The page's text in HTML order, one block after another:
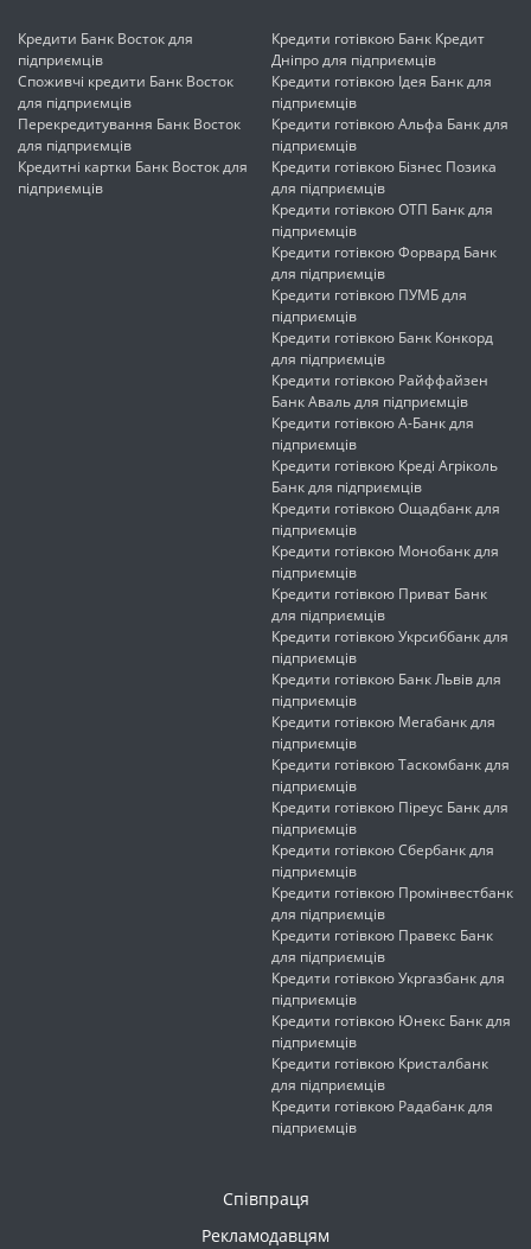
Кредити Банк Восток для
підприємців
Споживчі кредити Банк Восток
для підприємців
Перекредитування Банк Восток
для підприємців
Кредитні картки Банк Восток для
підприємців
Кредити готівкою Банк Кредит
Дніпро для підприємців
Кредити готівкою Ідея Банк для
підприємців
Кредити готівкою Альфа Банк для
підприємців
Кредити готівкою Бізнес Позика
для підприємців
Кредити готівкою ОТП Банк для
підприємців
Кредити готівкою Форвард Банк
для підприємців
Кредити готівкою ПУМБ для
підприємців
Кредити готівкою Банк Конкорд
для підприємців
Кредити готівкою Райффайзен
Банк Аваль для підприємців
Кредити готівкою А-Банк для
підприємців
Кредити готівкою Креді Агріколь
Банк для підприємців
Кредити готівкою Ощадбанк для
підприємців
Кредити готівкою Монобанк для
підприємців
Кредити готівкою Приват Банк
для підприємців
Кредити готівкою Укрсиббанк для
підприємців
Кредити готівкою Банк Львів для
підприємців
Кредити готівкою Мегабанк для
підприємців
Кредити готівкою Таскомбанк для
підприємців
Кредити готівкою Піреус Банк для
підприємців
Кредити готівкою Сбербанк для
підприємців
Кредити готівкою Промінвестбанк
для підприємців
Кредити готівкою Правекс Банк
для підприємців
Кредити готівкою Укргазбанк для
підприємців
Кредити готівкою Юнекс Банк для
підприємців
Кредити готівкою Кристалбанк
для підприємців
Кредити готівкою Радабанк для
підприємців
Співпраця
Рекламодавцям